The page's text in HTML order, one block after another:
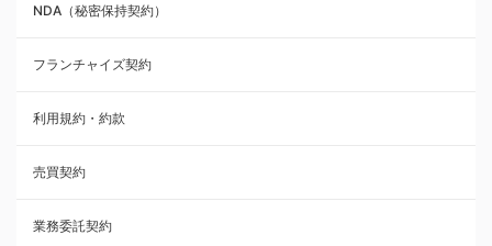
業務委託契約
利用規約・約款
覚書・合意書・同意書
承諾書
雇用契約
NDA（秘密保持契約）
フランチャイズ契約
利用規約・約款
売買契約
業務委託契約